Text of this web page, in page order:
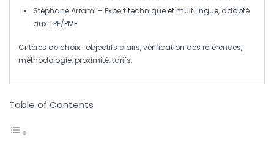
Stéphane Arrami – Expert technique etmultilingue, adapté
aux TPE/PME
Critères de choix : objectifs clairs, vérification des références,
méthodologie, proximité, tarifs.
Table of Contents